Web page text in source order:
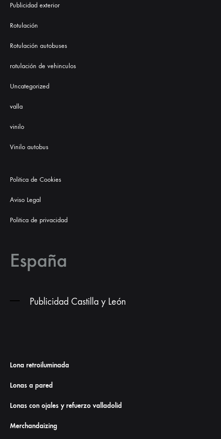
Publicidad exterior
Rotulación
Rotulación autobuses
rotulación de vehinculos
Uncategorized
valla
vinilo
Vinilo autobus
Politica de Cookies
Aviso Legal
Politica de privacidad
España
Publicidad Castilla y León
Lona retroiluminada
Lonas a pared
Lonas con ojales y refuerzo valladolid
Merchandaizing